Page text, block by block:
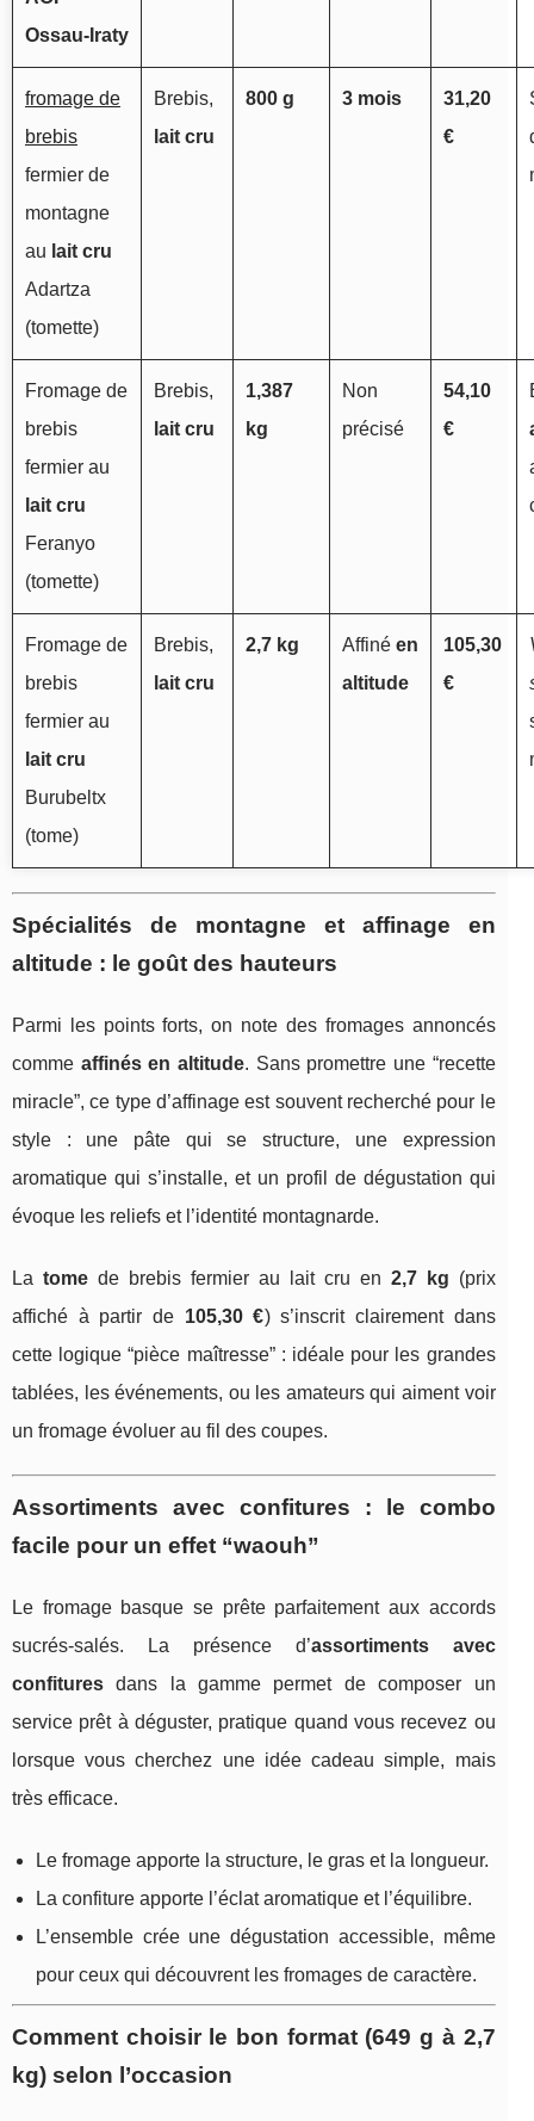
Ossau‑Iraty
fromage de
brebis
fermier de
montagne
au lait cru
Adartza
(tomette)
Brebis,
lait cru
800 g 3 mois
31,20
€
Fromage de
brebis
fermier au
lait cru
Feranyo
(tomette)
Brebis,
lait cru
1,387
kg
Non
précisé
54,10
€
Fromage de
brebis
fermier au
lait cru
Burubeltx
(tome)
Brebis,
lait cru
2,7 kg Affiné en
altitude
105,30
€
Spécialités de montagne et affinage en
altitude : le goût des hauteurs
Parmi les points forts, on note des fromages annoncés
comme affinés en altitude. Sans promettre une “recette
miracle”, ce type d’affinage est souvent recherché pour le
style : une pâte qui se structure, une expression
aromatique qui s’installe, et un profil de dégustation qui
évoque les reliefs et l’identité montagnarde.
La tomede brebis fermier au lait cru en 2,7 kg (prix
affiché à partir de 105,30 €) s’inscrit clairement dans
cette logique “pièce maîtresse” : idéale pour les grandes
tablées, les événements, ou les amateurs qui aiment voir
un fromage évoluer au fil des coupes.
Assortiments avec confitures : le combo
facile pour un effet “waouh”
Le fromage basque se prête parfaitement aux accords
sucrés‑salés. La présence d’assortiments avec
confitures dans la gamme permet de composer un
service prêt à déguster, pratique quand vous recevez ou
lorsque vous cherchez une idée cadeau simple, mais
très efficace.
Le fromage apporte la structure, le gras et la longueur.
La confiture apporte l’éclat aromatique et l’équilibre.
L’ensemble crée une dégustation accessible, même
pour ceux qui découvrent les fromages de caractère.
Comment choisir le bon format (649 g à 2,7
kg) selon l’occasion